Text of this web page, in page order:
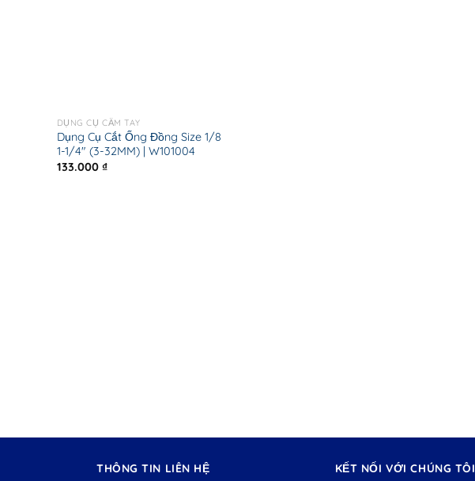
DỤNG CỤ CẦM TAY
Dụng Cụ Cắt Ống Đồng Size 1/8
1-1/4″ (3-32MM) | W101004
133.000 ₫
THÔNG TIN LIÊN HỆ KẾT NỐI VỚI CHÚNG TÔI